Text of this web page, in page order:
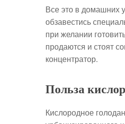
Все это в домашних
обзавестись
при желании
продаются и стоят
концентратор.
Польза
Кислородное